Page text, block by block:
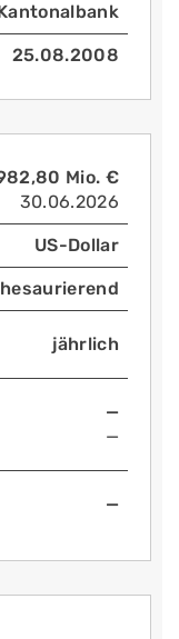
25.08.2008
Mio. €
30.06.2026
US-Dollar
jährlich
—
—
—